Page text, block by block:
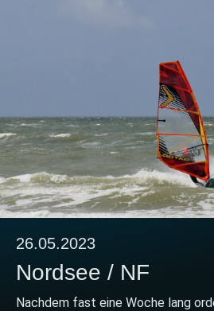
26.05.2023
Nordsee / NF
Nachdem fast eine Woche lang